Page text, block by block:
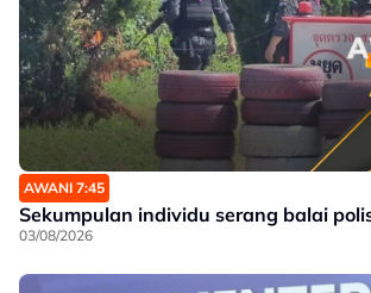
AWANI 7:45
Sekumpulan individu serang balai
03/08/2026